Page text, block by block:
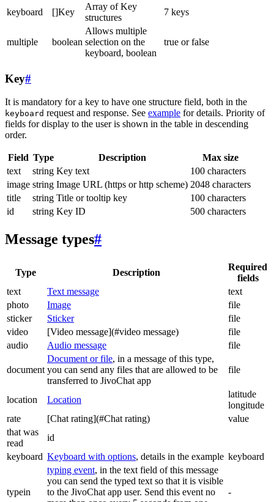
keyboard []Key
Array of Key
structures
7 keys
multiple boolean
Allows multiple
selection on the
keyboard, boolean
true or false
Key#
It is mandatory for a key to have one structure field, both in the
keyboard request and response. See example for details. Priority of
fields for display to the user is shown in the table in descending
order.
Field Type Description
Max size
text
string Key text
100 characters
image string Image URL (https or http scheme) 2048 characters
title
string Title or tooltip key
100 characters
id
string Key ID 500 characters
Message types#
Type Description
Required
fields
text
Text message
text
photo
Image
file
sticker
Sticker
file
video
[Video message](#video message)
file
audio
Audio message file
document
Document or file, in a message of this type,
you can send any files that are allowed to be
transferred to JivoChat app
file
location Location
latitude
longitude
rate
[Chat rating](#Chat rating)
value
that was
read
id
keyboard Keyboard with options, details in the example keyboard
typein
typing event, in the text field of this message
you can send the typed text so that it is visible
to the JivoChat app user. Send this event no
-